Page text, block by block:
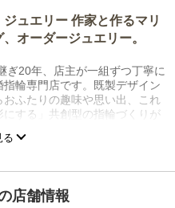
ュエリー 作家と作るマリ
オーダージュエリー。
ぎ20年、店主が一組ずつ丁寧に
輪専門店です。既製デザイン
ふたりの趣味や思い出、これ
する」共創型の指輪づくりが
成までの時間そのものが、か
ンド名ではなく「誰に作って
。オリジナルの結婚指輪を、
る
店舗情報